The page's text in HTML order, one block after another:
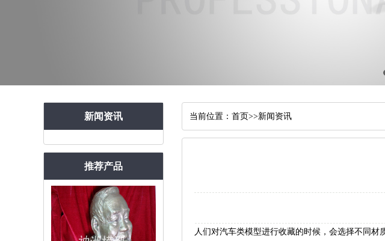
新闻资讯
推荐产品
当前位置： 首页>>新闻资讯
人们对汽车类模型进行收藏的时候，会选择不同